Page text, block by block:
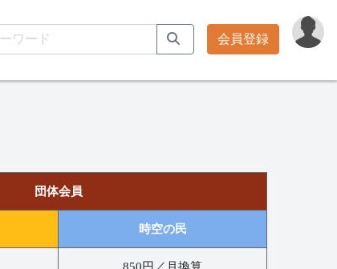
会員登録
団体会員
時空の民
850円／月換算